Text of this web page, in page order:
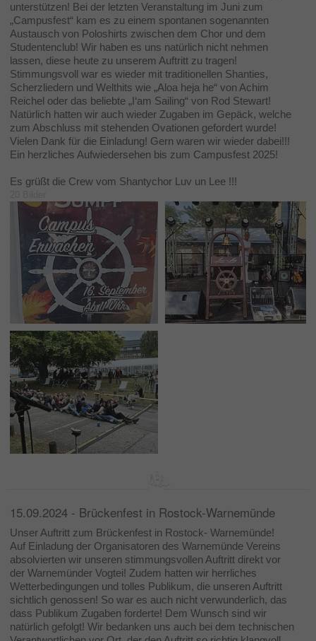
unterstützen! Bei der letzten Veranstaltung im Juni zum
„Campusfest“ kam es zu einem spontanen sogenannten
Austausch von Poloshirts zwischen dem Chor und dem
Studentenclub! Wir haben es uns natürlich nicht nehmen
lassen, diese heute zu unserem Auftritt zu tragen!
Stimmungsvoll war es wieder mit traditionellen Shanties,
Scherzliedern und Welthits wie „Aloa heja he“ von Achim
Reichel oder das beliebte „I‘am Sailing“ von Rod Stewart!
Natürlich hatten wir auch wieder Zugaben im Gepäck, welche
zum Abschluss mit stehenden Ovationen gefordert wurde!
Vielen Dank für die Einladung! Gern waren wir wieder dabei!!!
Ein herzliches Aufwiedersehen bis zum Campusfest 2025!
Es grüßt die Crew vom Shantychor Luv un Lee !!!
15.09.2024 - Brückenfest in Rostock-Warnemünde
Unser Auftritt zum Brückenfest in Rostock- Warnemünde!
Auf Einladung der Organisatoren des Warnemünde Vereins
absolvierten wir unseren stimmungsvollen Auftritt direkt vor
der Warnemünder Vogtei! Zudem hatten wir herrliches
Wetterbedingungen und tolles Publikum, die unseren Auftritt
sichtlich genossen! So war es auch nicht verwunderlich, das
dass Publikum Zugaben forderte! Dem Wunsch sind wir
natürlich gefolgt! Wir bedanken uns auch bei dem technischen